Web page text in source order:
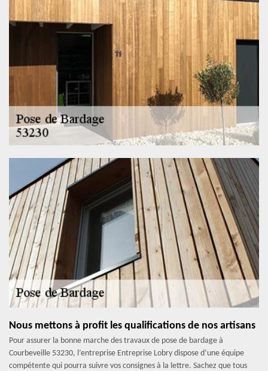
Nous mettons à profit les qualifications de nos artisans
Pour assurer la bonne marche des travaux de pose de bardage à
Courbeveille 53230, l’entreprise Entreprise Lobry dispose d’une équipe
compétente qui pourra suivre vos consignes à la lettre. Sachez que tous